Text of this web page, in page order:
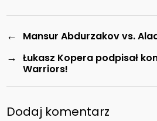
← Mansur Abdurzakov vs.
→ Łukasz Kopera podpisał
Warriors!
Dodaj komentarz